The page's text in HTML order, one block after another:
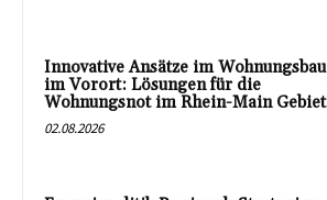
Innovative Ansätze im Wohnungsbau
im Vorort: Lösungen für die
Wohnungsnot im Rhein-Main Gebiet
02.08.2026